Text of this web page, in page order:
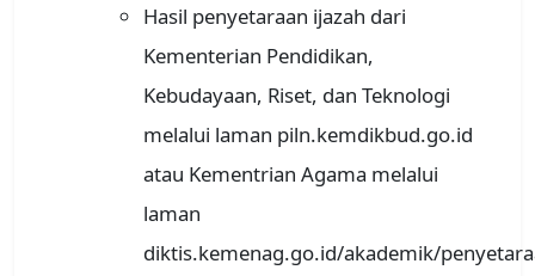
Hasil penyetaraan ijazah dari
Kementerian Pendidikan,
Kebudayaan, Riset, dan Teknologi
melalui laman piln.kemdikbud.go.id
atau Kementrian Agama melalui
laman
diktis.kemenag.go.id/akademik/